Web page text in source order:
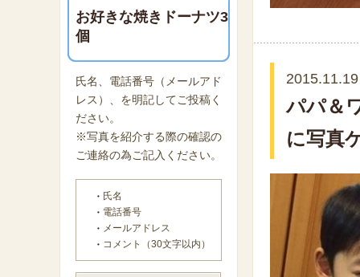
お好きな焼きドーナツ3
個
氏名、電話番号（メールアド
レス）、を明記してご投稿く
ださい。
※写真を紹介する際の確認の
ご連絡の為ご記入ください。
氏名
電話番号
メールアドレス
コメント（30文字以内）
2015.11.19
パパ＆
に写真